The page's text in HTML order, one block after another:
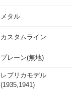
メタル
カスタムライン
プレーン(無地)
レプリカモデル
(1935,1941)